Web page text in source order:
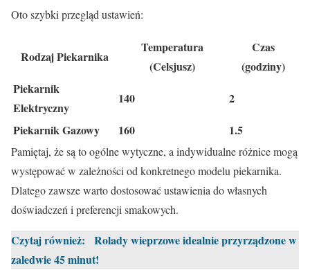
Oto szybki przegląd ustawień:
Rodzaj Piekarnika
Temperatura
(Celsjusz)
Czas
(godziny)
Piekarnik
Elektryczny
140
2
Piekarnik Gazowy
160 1.5
Pamiętaj, że są to ogólne wytyczne, a indywidualne różnice mogą
występować w zależności od konkretnego modelu piekarnika.
Dlatego zawsze warto dostosować ustawienia do własnych
doświadczeń i preferencji smakowych.
Czytaj również:
Rolady wieprzowe idealnie przyrządzone w
zaledwie 45 minut!